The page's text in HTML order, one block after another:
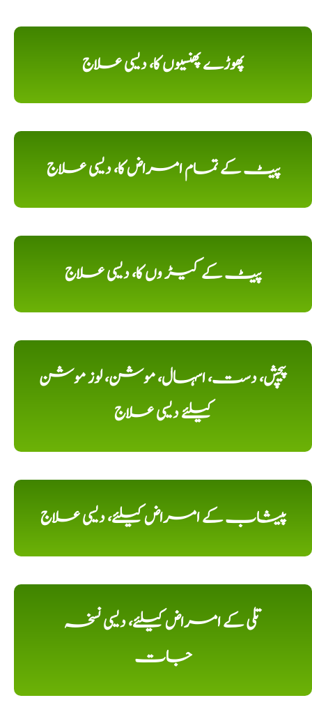
پھوڑے پھنسیوں کا، دیسی علاج
پیٹ کے تمام امراض کا، دیسی علاج
پیٹ کے کیڑ وں کا، دیسی علاج
پیچش، دست، اسہال، موشن، لوز موشن
کیلئے دیسی علاج
پیشاب کے امراض کیلئے، دیسی علاج
تلی کے امراض کیلئے، دیسی نسخہ
جات